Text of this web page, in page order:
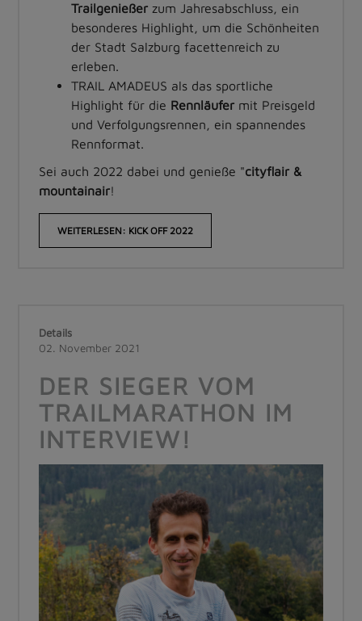
Trailgenießer zum Jahresabschluss, ein
besonderes Highlight, um die Schönheiten
der Stadt Salzburg facettenreich zu
erleben.
TRAIL AMADEUS als das sportliche
Highlight für die Rennläufer mit Preisgeld
und Verfolgungsrennen, ein spannendes
Rennformat.
Sei auch 2022 dabei und genieße "cityflair &
mountainair!
WEITERLESEN: KICK OFF 2022
Details
02. November 2021
DER SIEGER VOM
TRAILMARATHON IM
INTERVIEW!